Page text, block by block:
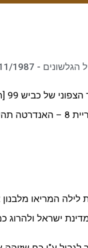
- 25/11/1987
ישראל ולהרוג